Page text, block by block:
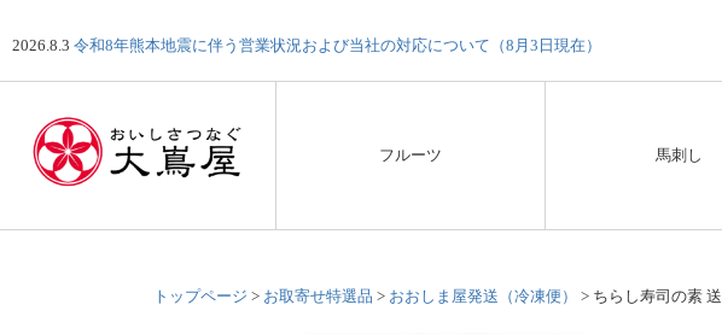
2026.8.3 令和8年熊本地震に伴う営業状況および当社の対応について（8月3日現在）
フルーツ 馬刺し
トップページ お取寄せ特選品 おおしま屋発送（冷凍便） ちらし寿司の素